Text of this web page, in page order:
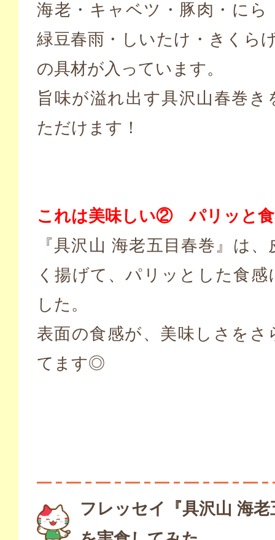
海老・キャベツ・豚肉・にら
緑豆春雨・しいたけ・きくら
の具材が入っています。
旨味が溢れ出す具沢山春巻き
ただけます！
これは美味しい② パリッと食
『具沢山 海老五目春巻』は
く揚げて、パリッとした食感
した。
表面の食感が、美味しさをさ
てます◎
フレッセイ『具沢山 海老